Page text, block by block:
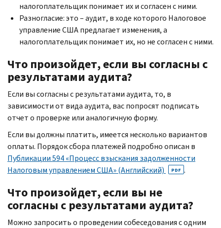
налогоплательщик понимает их и согласен с ними.
Разногласие: это – аудит, в ходе которого Налоговое
управление США предлагает изменения, а
налогоплательщик понимает их, но не согласен с ними.
Что произойдет, если вы согласны с
результатами аудита?
Если вы согласны с результатами аудита, то, в
зависимости от вида аудита, вас попросят подписать
отчет о проверке или аналогичную форму.
Если вы должны платить, имеется несколько вариантов
оплаты. Порядок сбора платежей подробно описан в
Публикации 594 «Процесс взыскания задолженности
Налоговым управлением США» (Английский)
PDF .
Что произойдет, если вы не
согласны с результатами аудита?
Можно запросить о проведении собеседования с одним